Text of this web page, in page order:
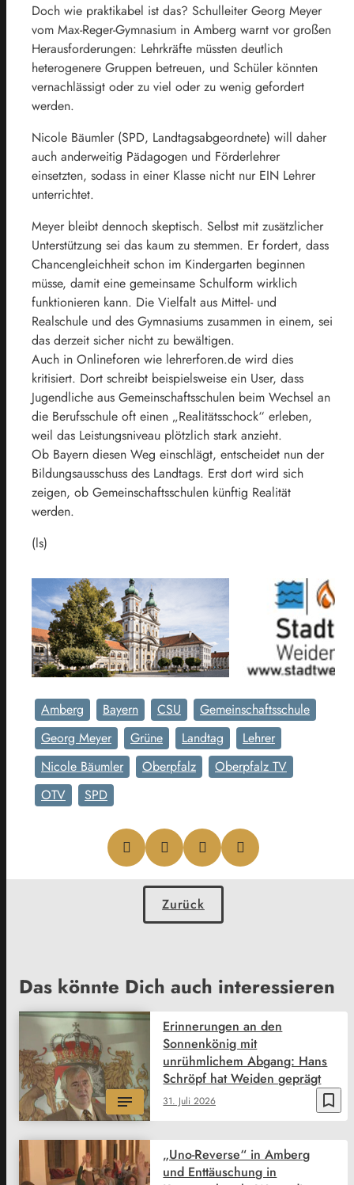
Doch wie praktikabel ist das? Schulleiter Georg Meyer
vom Max-Reger-Gymnasium in Amberg warnt vor großen
Herausforderungen: Lehrkräfte müssten deutlich
heterogenere Gruppen betreuen, und Schüler könnten
vernachlässigt oder zu viel oder zu wenig gefordert
werden.
Nicole Bäumler (SPD, Landtagsabgeordnete) will daher
auch anderweitig Pädagogen und Förderlehrer
einsetzten, sodass in einer Klasse nicht nur EIN Lehrer
unterrichtet.
Meyer bleibt dennoch skeptisch. Selbst mit zusätzlicher
Unterstützung sei das kaum zu stemmen. Er fordert, dass
Chancengleichheit schon im Kindergarten beginnen
müsse, damit eine gemeinsame Schulform wirklich
funktionieren kann. Die Vielfalt aus Mittel- und
Realschule und des Gymnasiums zusammen in einem, sei
das derzeit sicher nicht zu bewältigen.
Auch in Onlineforen wie lehrerforen.de wird dies
kritisiert. Dort schreibt beispielsweise ein User, dass
Jugendliche aus Gemeinschaftsschulen beim Wechsel an
die Berufsschule oft einen „Realitätsschock“ erleben,
weil das Leistungsniveau plötzlich stark anzieht.
Ob Bayern diesen Weg einschlägt, entscheidet nun der
Bildungsausschuss des Landtags. Erst dort wird sich
zeigen, ob Gemeinschaftsschulen künftig Realität
werden.
(ls)
Amberg Bayern CSU
Gemeinschaftsschule
Georg Meyer
Grüne Landtag
Lehrer
Nicole Bäumler
Oberpfalz
Oberpfalz TV
OTV
SPD
Zurück
Das könnte Dich auch interessieren
bookmark_border
31. Juli 2026
Erinnerungen an den
Sonnenkönig mit
unrühmlichem Abgang: Hans
Schröpf hat Weiden geprägt
„Uno-Reverse“ in Amberg
und Enttäuschung in